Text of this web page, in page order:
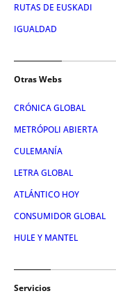
RUTAS DE EUSKADI
IGUALDAD
Otras Webs
CRÓNICA GLOBAL
METRÓPOLI ABIERTA
CULEMANÍA
LETRA GLOBAL
ATLÁNTICO HOY
CONSUMIDOR GLOBAL
HULE Y MANTEL
Servicios